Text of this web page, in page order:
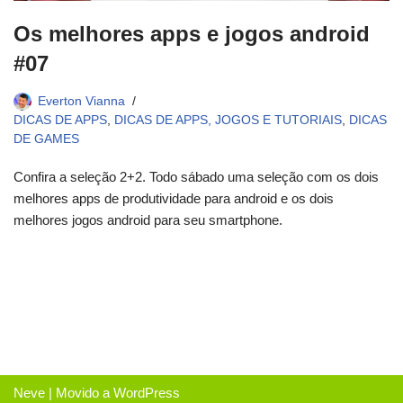
Os melhores apps e jogos android
#07
Everton Vianna
DICAS DE APPS DICAS DE APPS, JOGOS E TUTORIAIS DICAS
DE GAMES
Confira a seleção 2+2. Todo sábado uma seleção com os dois
melhores apps de produtividade para android e os dois
melhores jogos android para seu smartphone.
Neve | Movido a WordPress